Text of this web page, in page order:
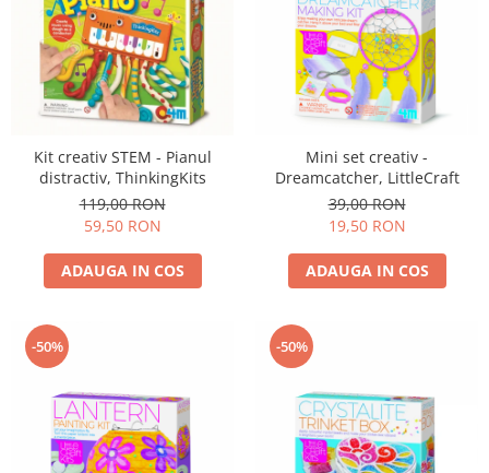
Kit creativ STEM - Pianul
distractiv, ThinkingKits
119,00 RON
59,50 RON
ADAUGA IN COS
Mini set creativ -
Dreamcatcher, LittleCraft
39,00 RON
19,50 RON
ADAUGA IN COS
-50% -50%